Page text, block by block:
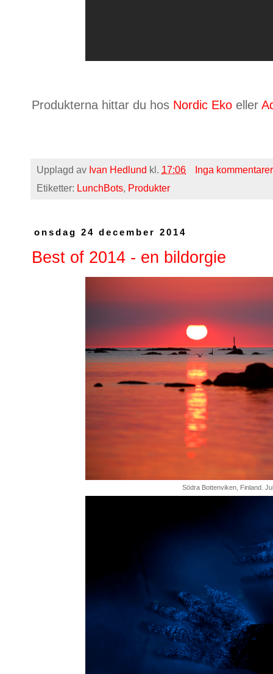
Produkterna hittar du hos Nordic Eko eller
Upplagd av Ivan Hedlund kl. 17:06
Inga
Etiketter: LunchBots, Produkter
onsdag 24 december 2014
Best of 2014 - en bildorgie
Södra Bottenviken, Finland.